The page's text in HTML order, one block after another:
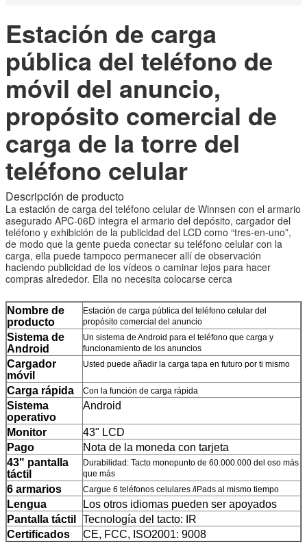
Deja un mensaje
¡Te llamaremos pronto!
PRESENTACIóN
Estación de carga
pública del teléfono de
móvil del anuncio,
propósito comercial de
carga de la torre del
teléfono celular
Descripción de producto
La estación de carga del teléfono celular de Winnsen con el armario
asegurado APC-06D integra el armario del depósito, cargador del
teléfono y exhibición de la publicidad del LCD como “tres-en-uno”,
de modo que la gente pueda conectar su teléfono celular con la
carga, ella puede tampoco permanecer allí de observación
haciendo publicidad de los vídeos o caminar lejos para hacer
compras alrededor. Ella no necesita colocarse cerca
Nombre de
producto
Estación de carga pública del teléfono celular del
propósito comercial del anuncio
Sistema de
Android
Un sistema de Android para el teléfono que carga y
funcionamiento de los anuncios
Cargador
móvil
Usted puede añadir la carga tapa en futuro por ti mismo
Carga rápida Con la función de carga rápida
Sistema
operativo
Android
Monitor
43" LCD
Pago
Nota de la moneda con tarjeta
43" pantalla
táctil
Durabilidad: Tacto monopunto de 60.000.000 del oso más
que más
6 armarios Cargue 6 teléfonos celulares /iPads al mismo tiempo
Lengua
Los otros idiomas pueden ser apoyados
Pantalla táctil
Tecnología del tacto: IR
Certificados
CE, FCC, ISO2001: 9008